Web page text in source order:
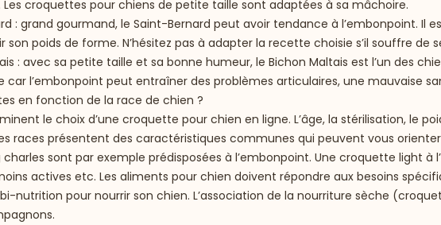
croquettes pour chiens de petite taille sont adaptées à sa mâchoire.
: grand gourmand, le Saint-Bernard peut avoir tendance à l’embonpoint.
poids de forme. N’hésitez pas à adapter la recette choisie s’il souffre de
: avec sa petite taille et sa bonne humeur, le Bichon Maltais est l’un des
car l’embonpoint peut entraîner des problèmes articulaires, une mauvaise
en fonction de la race de chien ?
le choix d’une croquette pour chien en ligne. L’âge, la stérilisation, le
races présentent des caractéristiques communes qui peuvent vous
sont par exemple prédisposées à l’embonpoint. Une croquette light
actives etc. Les aliments pour chien doivent répondre aux besoins
bi-nutrition pour nourrir son chien. L’association de la nourriture sèche